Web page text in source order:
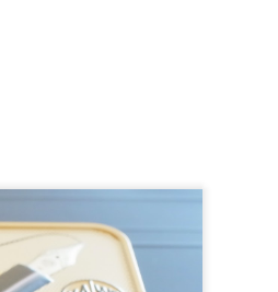
Nr. 1 : Metropolis